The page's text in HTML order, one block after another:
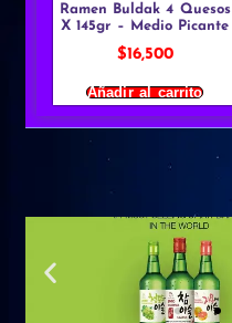
Ramen Buldak 4 Quesos
X 145gr – Medio Picante
$16,500
Añadir al carrito